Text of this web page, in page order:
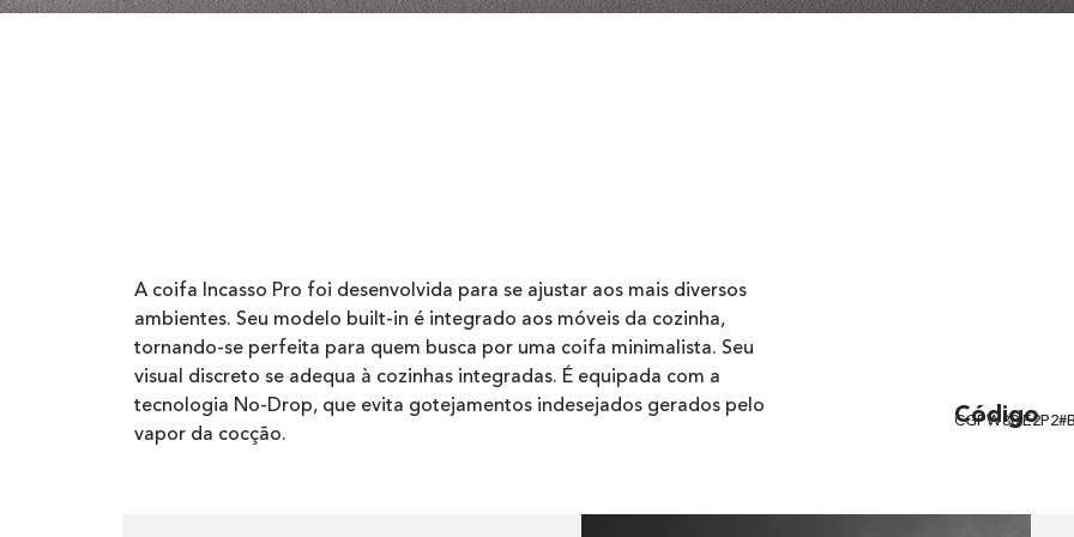
A coifa Incasso Pro foi desenvolvida para se ajustar aos mais diversos
ambientes. Seu modelo built-in é integrado aos móveis da cozinha,
tornando-se perfeita para quem busca por uma coifa minimalista. Seu
visual discreto se adequa à cozinhas integradas. É equipada com a
tecnologia No-Drop, que evita gotejamentos indesejados gerados pelo
vapor da cocção.
Código